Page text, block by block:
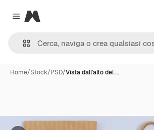
Close menu
Magnific
Home/Stock/PSD/Vista dall'alto del …